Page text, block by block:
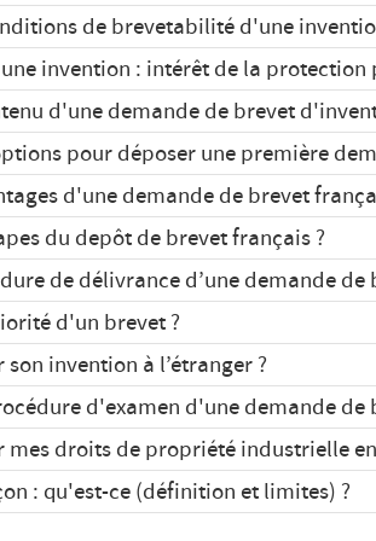
de brevetabilité d'une
Lire l'article
invention : intérêt de la protection
d'une demande de brevet
Lire l'article
pour déposer une première
d'une demande de brevet
du depôt de brevet français ?
de délivrance d’une demande de
d'un brevet ?
invention à l’étranger ?
d'examen d'une demande de
mes droits de propriété industrielle
: qu'est-ce (définition et limites) ?